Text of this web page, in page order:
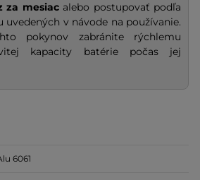
za mesiacalebo postupovať podľa
v návode na používanie.
pokynov zabránite rýchlemu
kapacity batérie počas jej
6061